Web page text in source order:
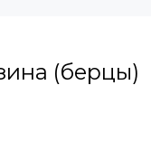
(берцы)